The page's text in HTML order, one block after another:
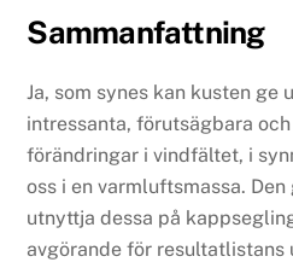
Sammanfattning
Ja, som synes kan kusten ge
intressanta, förutsägbara
förändringar i vindfältet, i
oss i en varmluftsmassa.
utnyttja dessa på
avgörande för resultatlistans